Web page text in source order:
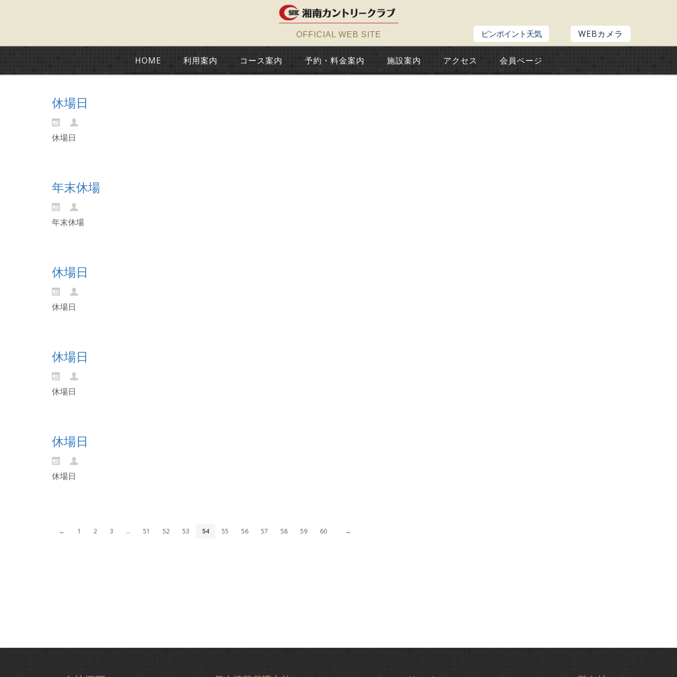
ピンポイント天気 WEBカメラ
OFFICIAL WEB SITE
HOME 利用案内 コース案内 予約・料金案内 施設案内 アクセス 会員ページ
休場日
休場日
年末休場
年末休場
休場日
休場日
休場日
休場日
休場日
休場日
← 1 2 3 … 51 52 53 54 55 56 57 58 59 60 →